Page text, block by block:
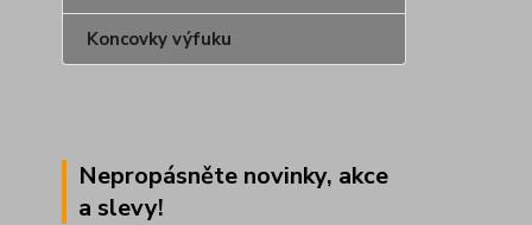
Koncovky výfuku
Nepropásněte novinky, akce
a slevy!